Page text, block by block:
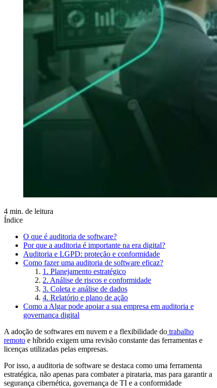
4 min. de leitura
Índice
O que é auditoria de software?
Por que a auditoria é importante na era digital?
Auditoria e LGPD: proteção e conformidade
Como fazer uma auditoria de software eficaz?
1. Planejamento estratégico
2. Análise de riscos e conformidade
3. Coleta e análise de dados
4. Relatório e plano de ação
Como a Algar pode apoiar a sua empresa em auditoria e
governança digital
A adoção de softwares em nuvem e a flexibilidade do trabalho
remoto e híbrido exigem uma revisão constante das ferramentas e
licenças utilizadas pelas empresas.
Por isso, a auditoria de software se destaca como uma ferramenta
estratégica, não apenas para combater a pirataria, mas para garantir a
segurança cibernética, governança de TI e a conformidade